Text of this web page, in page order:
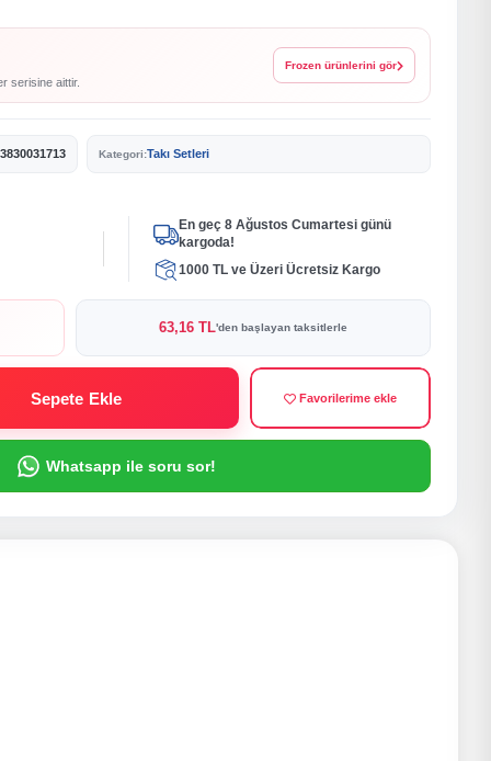
serisine aittir.
Frozen ürünlerini gör
Kategori:Takı Setleri
En geç 8 Ağustos Cumartesi günü
kargoda!
1000 TL ve Üzeri Ücretsiz Kargo
63,16 TL'den başlayan taksitlerle
Sepete Ekle Favorilerime ekle
Whatsapp ile soru sor!